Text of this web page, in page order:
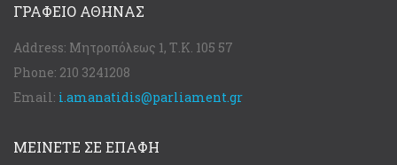
ΓΡΑΦΕΊΟ ΑΘΉΝΑΣ
Address: Μητροπόλεως 1, Τ.Κ. 105 57
Phone: 210 3241208
Email: i.amanatidis@parliament.gr
ΜΕΙΝΕΤΕ ΣΕ ΕΠΑΦΗ